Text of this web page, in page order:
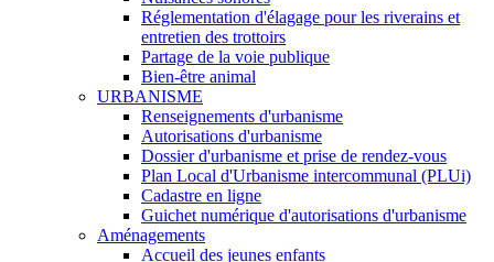
Réglementation d'élagage pour les riverains et
entretien des trottoirs
Partage de la voie publique
Bien-être animal
URBANISME
Renseignements d'urbanisme
Autorisations d'urbanisme
Dossier d'urbanisme et prise de rendez-vous
Plan Local d'Urbanisme intercommunal (PLUi)
Cadastre en ligne
Guichet numérique d'autorisations d'urbanisme
Aménagements
Accueil des jeunes enfants